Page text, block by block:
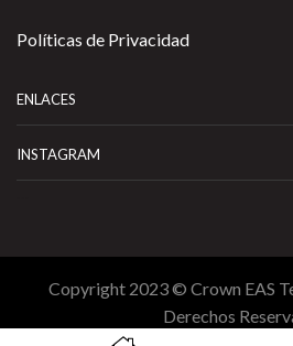
Políticas de Privacidad
ENLACES
INSTAGRAM
Copyright 2023 © Crown EAS
Derechos